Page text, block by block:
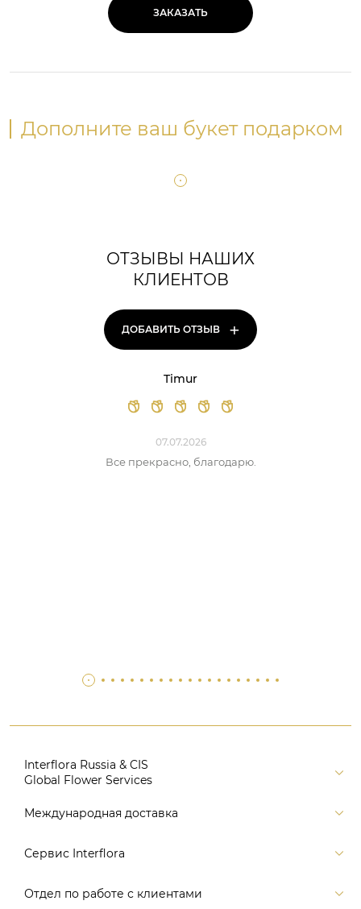
ЗАКАЗАТЬ
Дополните ваш букет подарком
ОТЗЫВЫ НАШИХ
КЛИЕНТОВ
ДОБАВИТЬ ОТЗЫВ +
Timur
07.07.2026
Все прекрасно, благодарю.
Interflora Russia & CIS
Global Flower Services
Версия для печати
Поиск
Международная доставка
Россия
Европа
Сервис Interflora
Заказ и оплата
Отдел по работе с клиентами